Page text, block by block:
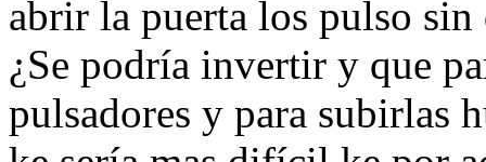
abrir la puerta los pulso sin
¿Se podría invertir y que
pulsadores y para subirlas